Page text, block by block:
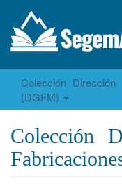
Colección
(DGFM)
Colección